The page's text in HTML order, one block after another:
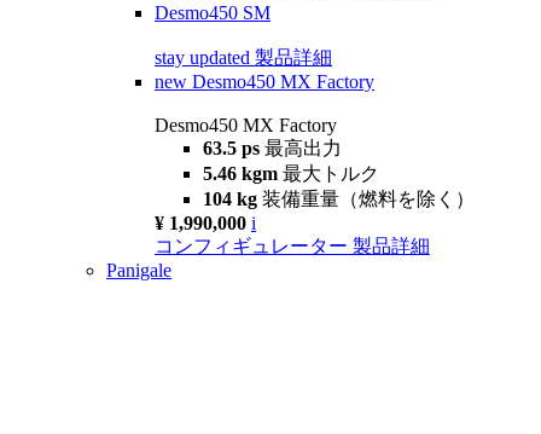
Desmo450 SM
stay updated 製品詳細
new Desmo450 MX Factory
Desmo450 MX Factory
63.5 ps 最高出力
5.46 kgm 最大トルク
104 kg 装備重量（燃料を除く）
¥ 1,990,000 i
コンフィギュレーター 製品詳細
Panigale